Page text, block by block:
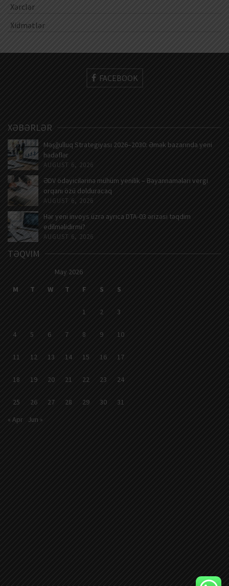
Xərclər
Xidmətlər
FACEBOOK
XƏBƏRLƏR
Məşğulluq Strategiyası 2026–2030: Əmək bazarında yeni
hədəflər
AUGUST 6, 2026
ƏDV ödəyicilərinə mühüm yenilik – Bəyannamələri vergi
orqanı özü dolduracaq
AUGUST 6, 2026
Hər yeni invoys üzrə ayrıca DTA-03 ərizəsi təqdim
edilməlidirmi?
AUGUST 6, 2026
TƏQVIM
May 2026
M
T W T F S S
1 2 3
4 5 6 7 8 9 10
11 12 13 14 15 16 17
18 19 20 21 22 23 24
25 26 27 28 29 30
31
« Apr
Jun »